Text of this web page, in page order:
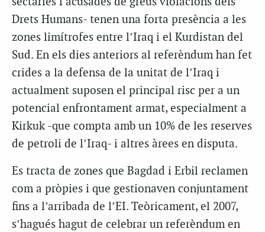
Drets Humans- tenen una forta presència a les
zones limítrofes entre l’Iraq i el Kurdistan del
Sud. En els dies anteriors al referèndum han fet
crides a la defensa de la unitat de l’Iraq i
actualment suposen el principal risc per a un
potencial enfrontament armat, especialment a
Kirkuk -que compta amb un 10% de les reserves
de petroli de l’Iraq- i altres àrees en disputa.
Es tracta de zones que Bagdad i Erbil reclamen
com a pròpies i que gestionaven conjuntament
fins a l’arribada de l’EI. Teòricament, el 2007,
s’hagués hagut de celebrar un referèndum en